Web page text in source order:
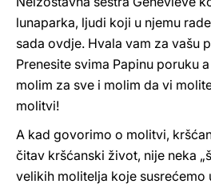
lunaparka, ljudi koji u njemu
sada ovdje. Hvala vam za vašu
Prenesite svima Papinu poruku
molim za sve i molim da vi
molitvi!
A kad govorimo o molitvi,
čitav kršćanski život, nije neka
velikih molitelja koje susrećemo